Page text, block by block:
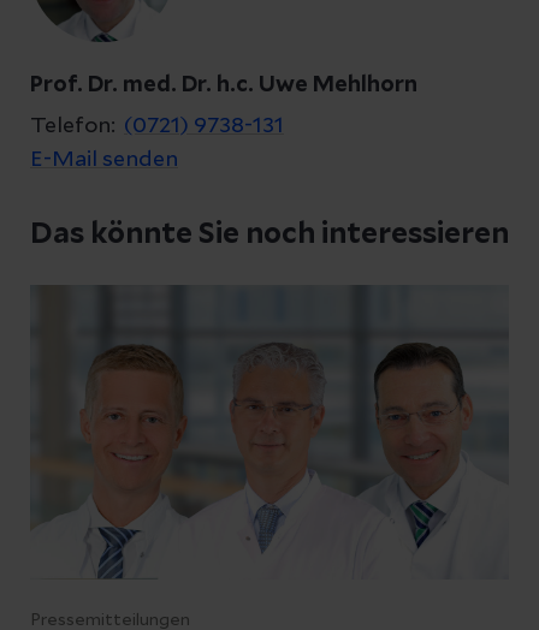
Prof. Dr. med. Dr. h.c. Uwe Mehlhorn
Telefon: (0721) 9738-131
E-Mail senden
Das könnte Sie noch interessieren
Pressemitteilungen